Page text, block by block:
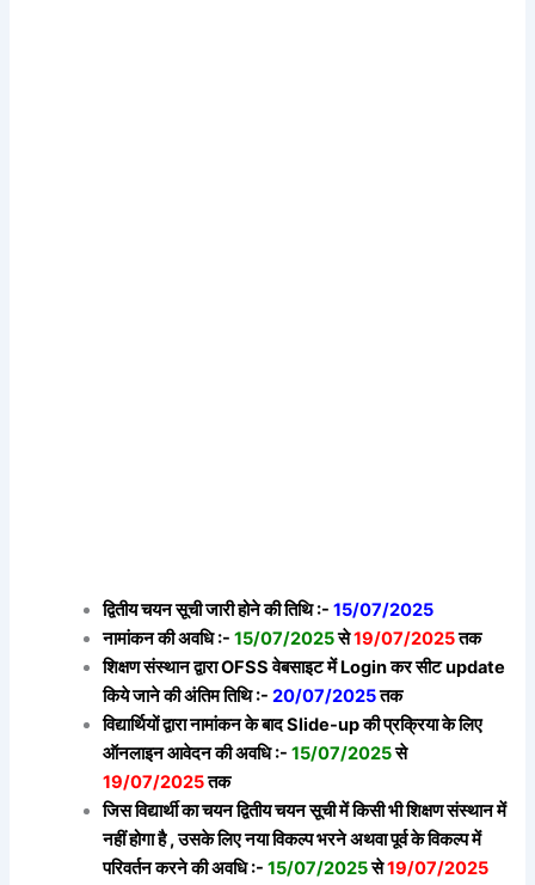
द्वितीय चयन सूची जारी होने की तिथि :- 15/07/2025
नामांकन की अवधि :-15/07/2025से19/07/2025तक
शिक्षण संस्थान द्वारा OFSS वेबसाइट में Login कर सीट update
किये जाने की अंतिम तिथि :-20/07/2025तक
विद्यार्थियों द्वारा नामांकन के बाद Slide-up की प्रक्रिया के लिए
ऑनलाइन आवेदन की अवधि :-15/07/2025से
19/07/2025तक
जिस विद्यार्थी का चयन द्वितीय चयन सूची में किसी भी शिक्षण संस्थान में
नहीं होगा है , उसके लिए नया विकल्प भरने अथवा पूर्व के विकल्प में
परिवर्तन करने की अवधि :-15/07/2025से19/07/2025